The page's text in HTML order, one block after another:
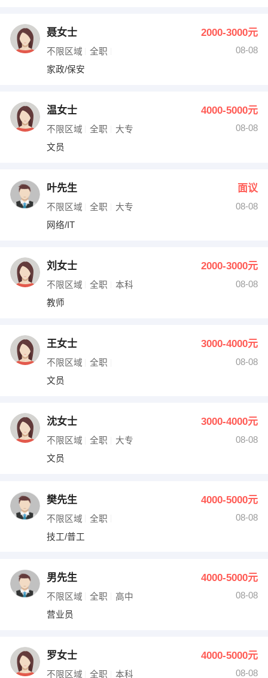
聂女士 2000-3000元
不限区域 全职
08-08
家政/保安
温女士 4000-5000元
不限区域 全职 大专
08-08
文员
叶先生 面议
不限区域 全职 大专
08-08
网络/IT
刘女士 2000-3000元
不限区域 全职 本科
08-08
教师
王女士 3000-4000元
不限区域 全职
08-08
文员
沈女士 3000-4000元
不限区域 全职 大专
08-08
文员
樊先生 4000-5000元
不限区域 全职
08-08
技工/普工
男先生 4000-5000元
不限区域 全职 高中
08-08
营业员
罗女士 4000-5000元
不限区域 全职 本科
08-08